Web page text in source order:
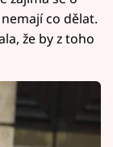
co dělat.
že by z toho